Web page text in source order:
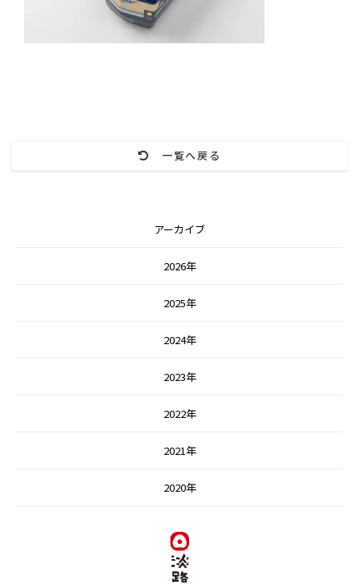
一覧へ戻る
アーカイブ
2026年
2025年
2024年
2023年
2022年
2021年
2020年